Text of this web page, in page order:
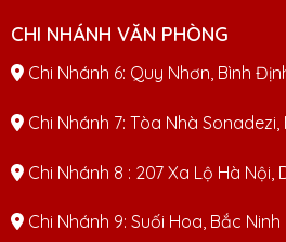
CHI NHÁNH VĂN PHÒNG
Chi Nhánh 6: Quy Nhơn, Bình
Chi Nhánh 7: Tòa Nhà Sonadezi,
Chi Nhánh 8 : 207 Xa Lộ Hà Nội,
Chi Nhánh 9: Suối Hoa, Bắc Ninh